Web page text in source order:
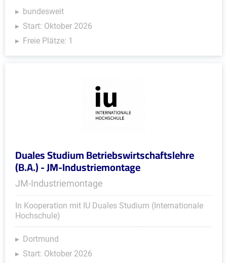
bundesweit
Start: Oktober 2026
Freie Plätze: 1
Duales Studium Betriebswirtschaftslehre
(B.A.) - JM-Industriemontage
JM-Industriemontage
In Kooperation mit IU Duales Studium (Internationale
Hochschule)
Dortmund
Start: Oktober 2026